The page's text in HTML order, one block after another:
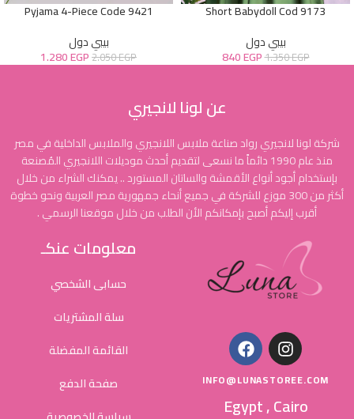
Short Babydoll Cod 9173
بيبي دول
1.350EGP
840EGP
Pyjama 4-Piece Code 9421
بيبي دول
2.050EGP
1.280EGP
عن لونا لانجيري
شركة لونا لانجيري رواد صناعة ملابس اللانجيري والملابس الداخلية في مصر
منذ عام 1990 دائماً ما نسعى لتقديم أحدث موديلات اللانجيري المُصنعة
بإستخدام أجود أنواع الأقمشة والساتان المستورد .. يمكنك الشراء من خلال
أكثر من 300 موزع للشركة في جميع أنحاء جمهورية مصر العربية ونحو خطوة
أقرب إليكم أصبح بإمكانكم الأن الطلب من خلال موقعنا الرسمي .
INFO@LUNASTOREE.COM
Egypt , Cairo
معلومات عنكـ
حسابى الشخصي
سلة المشتريات
القائمة المفضلة
صفحة الدفع